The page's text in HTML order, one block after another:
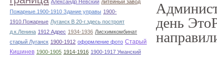
Александр Невский литейный завод
Пожарные.1900-1910 Здание управы 1900-
1910.Пожарные Луганск В 20-г.здесь построят
д.к.Ленина 1912 Адрес 1934-1936 Лисхимкомбинат
старый Луганск 1900-1912 оформление фото Старый
Кишинев 1900-1905 1914-1916 1900-1917 Уманский
день